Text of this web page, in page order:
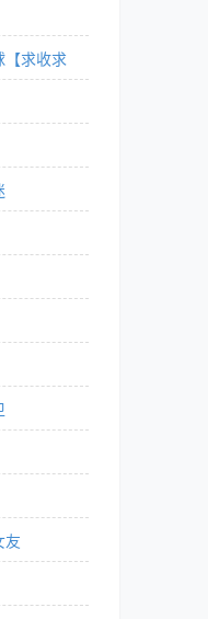
【求收求
友